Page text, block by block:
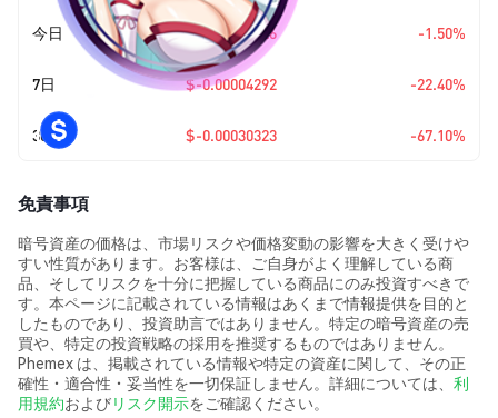
今日 $-0.00000226 -1.50%
7日 $-0.00004292 -22.40%
30日 $-0.00030323 -67.10%
免責事項
暗号資産の価格は、市場リスクや価格変動の影響を大きく受けや
すい性質があります。お客様は、ご自身がよく理解している商
品、そしてリスクを十分に把握している商品にのみ投資すべきで
す。本ページに記載されている情報はあくまで情報提供を目的と
したものであり、投資助言ではありません。特定の暗号資産の売
買や、特定の投資戦略の採用を推奨するものではありません。
Phemex は、掲載されている情報や特定の資産に関して、その正
確性・適合性・妥当性を一切保証しません。詳細については、 利
用規約およびリスク開示をご確認ください。